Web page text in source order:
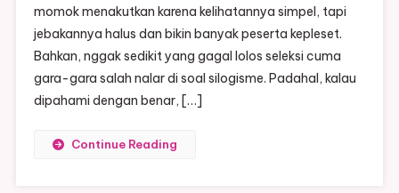
momok menakutkan karena kelihatannya simpel, tapi
jebakannya halus dan bikin banyak peserta kepleset.
Bahkan, nggak sedikit yang gagal lolos seleksi cuma
gara-gara salah nalar di soal silogisme. Padahal, kalau
dipahami dengan benar, […]
Continue Reading